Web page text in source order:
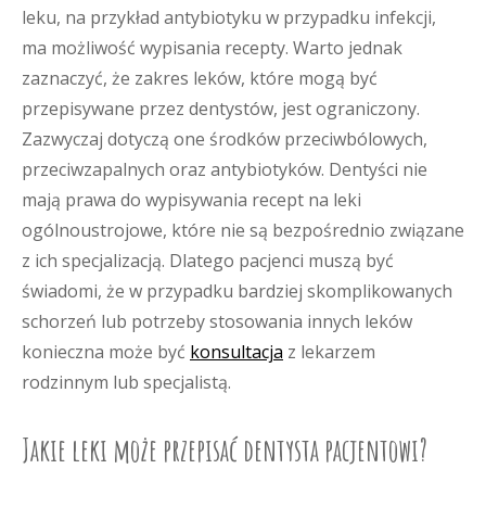
leku, na przykład antybiotyku w przypadku infekcji,
ma możliwość wypisania recepty. Warto jednak
zaznaczyć, że zakres leków, które mogą być
przepisywane przez dentystów, jest ograniczony.
Zazwyczaj dotyczą one środków przeciwbólowych,
przeciwzapalnych oraz antybiotyków. Dentyści nie
mają prawa do wypisywania recept na leki
ogólnoustrojowe, które nie są bezpośrednio związane
z ich specjalizacją. Dlatego pacjenci muszą być
świadomi, że w przypadku bardziej skomplikowanych
schorzeń lub potrzeby stosowania innych leków
konieczna może być konsultacja z lekarzem
rodzinnym lub specjalistą.
Jakie leki może przepisać dentysta pacjentowi?